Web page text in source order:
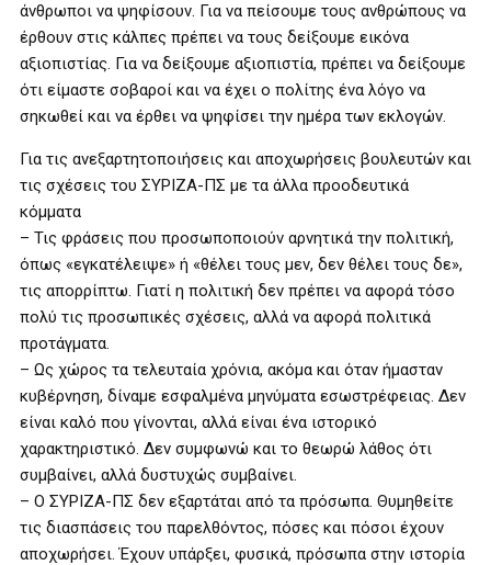
άνθρωποι να ψηφίσουν. Για να πείσουμε τους ανθρώπους να
έρθουν στις κάλπες πρέπει να τους δείξουμε εικόνα
αξιοπιστίας. Για να δείξουμε αξιοπιστία, πρέπει να δείξουμε
ότι είμαστε σοβαροί και να έχει ο πολίτης ένα λόγο να
σηκωθεί και να έρθει να ψηφίσει την ημέρα των εκλογών.
Για τις ανεξαρτητοποιήσεις και αποχωρήσεις βουλευτών και
τις σχέσεις του ΣΥΡΙΖΑ-ΠΣ με τα άλλα προοδευτικά
κόμματα
– Τις φράσεις που προσωποποιούν αρνητικά την πολιτική,
όπως «εγκατέλειψε» ή «θέλει τους μεν, δεν θέλει τους δε»,
τις απορρίπτω. Γιατί η πολιτική δεν πρέπει να αφορά τόσο
πολύ τις προσωπικές σχέσεις, αλλά να αφορά πολιτικά
προτάγματα.
– Ως χώρος τα τελευταία χρόνια, ακόμα και όταν ήμασταν
κυβέρνηση, δίναμε εσφαλμένα μηνύματα εσωστρέφειας. Δεν
είναι καλό που γίνονται, αλλά είναι ένα ιστορικό
χαρακτηριστικό. Δεν συμφωνώ και το θεωρώ λάθος ότι
συμβαίνει, αλλά δυστυχώς συμβαίνει.
– Ο ΣΥΡΙΖΑ-ΠΣ δεν εξαρτάται από τα πρόσωπα. Θυμηθείτε
τις διασπάσεις του παρελθόντος, πόσες και πόσοι έχουν
αποχωρήσει. Έχουν υπάρξει, φυσικά, πρόσωπα στην ιστορία